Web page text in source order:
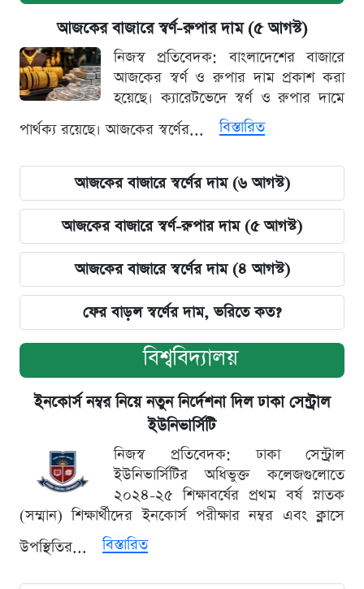
আজকের বাজারে স্বর্ণ-রুপার দাম (৫ আগস্ট)
নিজস্ব প্রতিবেদক: বাংলাদেশের বাজারে
আজকের স্বর্ণ ও রুপার দাম প্রকাশ করা
হয়েছে। ক্যারেটভেদে স্বর্ণ ও রুপার দামে
পার্থক্য রয়েছে। আজকের স্বর্ণের...
বিস্তারিত
আজকের বাজারে স্বর্ণের দাম (৬ আগস্ট)
আজকের বাজারে স্বর্ণ-রুপার দাম (৫ আগস্ট)
আজকের বাজারে স্বর্ণের দাম (৪ আগস্ট)
ফের বাড়ল স্বর্ণের দাম, ভরিতে কত?
বিশ্ববিদ্যালয়
ইনকোর্স নম্বর নিয়ে নতুন নির্দেশনা দিল ঢাকা সেন্ট্রাল
ইউনিভার্সিটি
নিজস্ব প্রতিবেদক: ঢাকা সেন্ট্রাল
ইউনিভার্সিটির অধিভুক্ত কলেজগুলোতে
২০২৪-২৫ শিক্ষাবর্ষের প্রথম বর্ষ স্নাতক
(সম্মান) শিক্ষার্থীদের ইনকোর্স পরীক্ষার নম্বর এবং ক্লাসে
উপস্থিতির...
বিস্তারিত